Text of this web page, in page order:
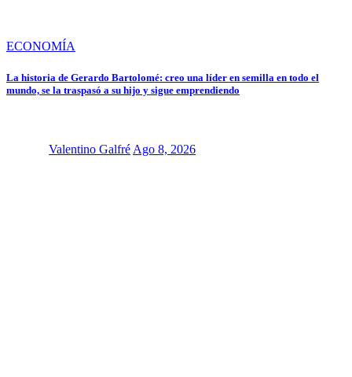
ECONOMÍA
La historia de Gerardo Bartolomé: creo una líder en semilla en todo el
mundo, se la traspasó a su hijo y sigue emprendiendo
Valentino Galfré Ago 8, 2026